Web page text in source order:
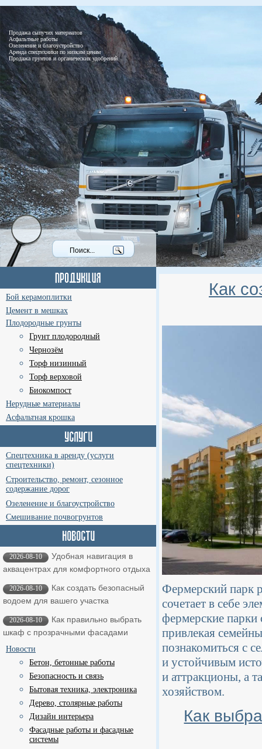
Продажа сыпучих материалов
Асфальтные работы
Озеленение и благоустройство
Аренда спецтехники по низким ценам
Продажа грунтов и органических удобрений
Бой керамоплитки
Цемент в мешках
Плодородные грунты
Грунт плодородный
Чернозём
Торф низинный
Торф верховой
Биокомпост
Нерудные материалы
Асфальтная крошка
Спецтехника в аренду (услуги
спецтехники)
Строительство, ремонт, сезонное
содержание дорог
Озеленение и благоустройство
Смешивание почвогрунтов
2026-08-10
Удобная навигация в
аквацентрах для комфортного отдыха
2026-08-10
Как создать безопасный
водоем для вашего участка
2026-08-10
Как правильно выбрать
шкаф с прозрачными фасадами
Новости
Бетон, бетонные работы
Безопасность и связь
Бытовая техника, электроника
Дерево, столярные работы
Дизайн интерьера
Фасадные работы и фасадные
системы
Как
Фермерский парк
сочетает в себе
фермерские парки
привлекая
познакомиться с
и устойчивым
и аттракционы, а
хозяйством.
Как